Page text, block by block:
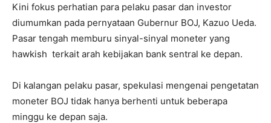
Kini fokus perhatian para pelaku pasar dan investor
diumumkan pada pernyataan Gubernur BOJ, Kazuo Ueda.
Pasar tengah memburu sinyal-sinyal moneter yang
hawkish terkait arah kebijakan bank sentral ke depan.
Di kalangan pelaku pasar, spekulasi mengenai pengetatan
moneter BOJ tidak hanya berhenti untuk beberapa
minggu ke depan saja.